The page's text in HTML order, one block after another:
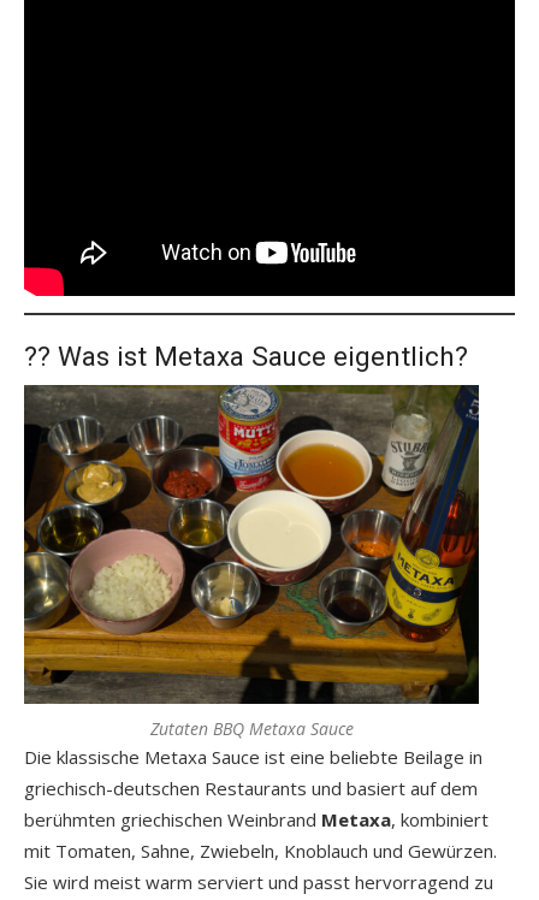
?? Was ist Metaxa Sauce eigentlich?
Zutaten BBQ Metaxa Sauce
Die klassische Metaxa Sauce ist eine beliebte Beilage in
griechisch-deutschen Restaurants und basiert auf dem
berühmten griechischen Weinbrand Metaxa, kombiniert
mit Tomaten, Sahne, Zwiebeln, Knoblauch und Gewürzen.
Sie wird meist warm serviert und passt hervorragend zu